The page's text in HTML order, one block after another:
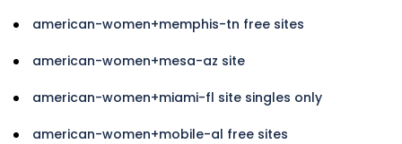
american-women+memphis-tn free sites
american-women+mesa-az site
american-women+miami-fl site singles only
american-women+mobile-al free sites